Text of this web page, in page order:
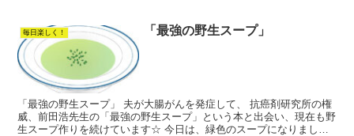
毎日楽しく！ 「最強の野生スープ」
「最強の野生スープ」 夫が大腸がんを発症して、 抗癌剤研究所の権
威、前田浩先生の「最強の野生スープ」という本と出会い、現在も野
生スープ作りを続けています☆ 今日は、緑色のスープになりました